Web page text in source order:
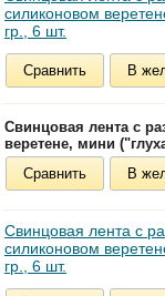
силиконовом
гр., 6 шт.
Сравнить В
Свинцовая лента c
веретене, мини
Сравнить
В
Свинцовая лента c
силиконовом
гр., 6 шт.